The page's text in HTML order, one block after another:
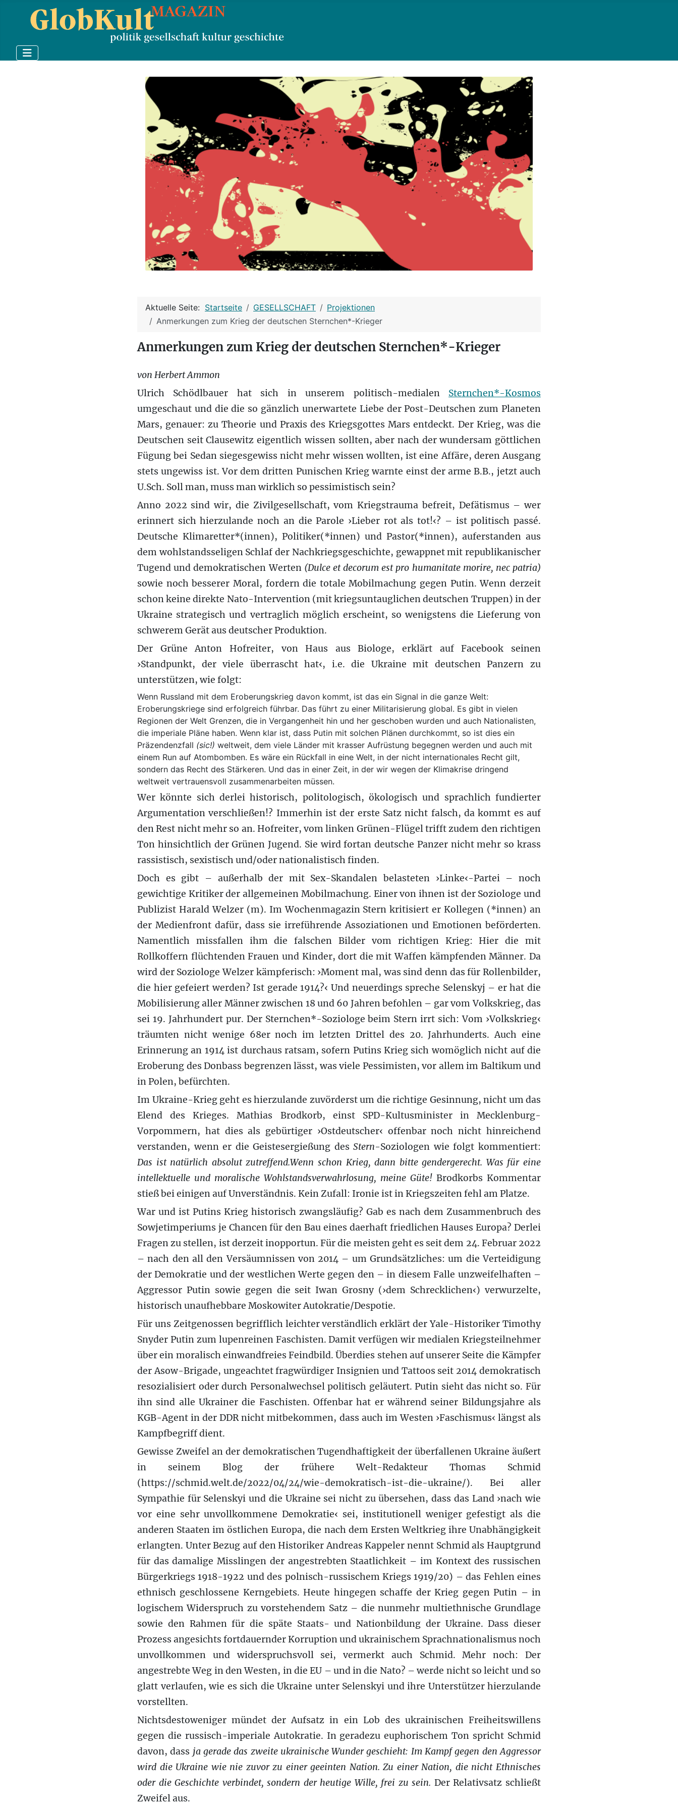
Aktuelle Seite: Startseite GESELLSCHAFT
Projektionen
Anmerkungen zum Krieg der deutschen Sternchen*-Krieger
Anmerkungen zum Krieg der deutschen Sternchen*-Krieger
von Herbert Ammon
Ulrich Schödlbauer hat sich in unserem politisch-medialen Sternchen*-Kosmos
umgeschaut und die die so gänzlich unerwartete Liebe der Post-Deutschen zum Planeten
Mars, genauer: zu Theorie und Praxis des Kriegsgottes Mars entdeckt. Der Krieg, was die
Deutschen seit Clausewitz eigentlich wissen sollten, aber nach der wundersam göttlichen
Fügung bei Sedan siegesgewiss nicht mehr wissen wollten, ist eine Affäre, deren Ausgang
stets ungewiss ist. Vor dem dritten Punischen Krieg warnte einst der arme B.B., jetzt auch
U.Sch. Soll man, muss man wirklich so pessimistisch sein?
Anno 2022 sind wir, die Zivilgesellschaft, vom Kriegstrauma befreit, Defätismus – wer
erinnert sich hierzulande noch an die Parole ›Lieber rot als tot!‹? – ist politisch passé.
Deutsche Klimaretter*(innen), Politiker(*innen) und Pastor(*innen), auferstanden aus
dem wohlstandsseligen Schlaf der Nachkriegsgeschichte, gewappnet mit republikanischer
Tugend und demokratischen Werten (Dulce et decorum est pro humanitate morire, nec patria)
sowie noch besserer Moral, fordern die totale Mobilmachung gegen Putin. Wenn derzeit
schon keine direkte Nato-Intervention (mit kriegsuntauglichen deutschen Truppen) in der
Ukraine strategisch und vertraglich möglich erscheint, so wenigstens die Lieferung von
schwerem Gerät aus deutscher Produktion.
Der Grüne Anton Hofreiter, von Haus aus Biologe, erklärt auf Facebook seinen
›Standpunkt, der viele überrascht hat‹, i.e. die Ukraine mit deutschen Panzern zu
unterstützen, wie folgt:
Wenn Russland mit dem Eroberungskrieg davon kommt, ist das ein Signal in die ganze Welt:
Eroberungskriege sind erfolgreich führbar. Das führt zu einer Militarisierung global. Es gibt in vielen
Regionen der Welt Grenzen, die in Vergangenheit hin und her geschoben wurden und auch Nationalisten,
die imperiale Pläne haben. Wenn klar ist, dass Putin mit solchen Plänen durchkommt, so ist dies ein
Präzendenzfall (sic!) weltweit, dem viele Länder mit krasser Aufrüstung begegnen werden und auch mit
einem Run auf Atombomben. Es wäre ein Rückfall in eine Welt, in der nicht internationales Recht gilt,
sondern das Recht des Stärkeren. Und das in einer Zeit, in der wir wegen der Klimakrise dringend
weltweit vertrauensvoll zusammenarbeiten müssen.
Wer könnte sich derlei historisch, politologisch, ökologisch und sprachlich fundierter
Argumentation verschließen!? Immerhin ist der erste Satz nicht falsch, da kommt es auf
den Rest nicht mehr so an. Hofreiter, vom linken Grünen-Flügel trifft zudem den richtigen
Ton hinsichtlich der Grünen Jugend. Sie wird fortan deutsche Panzer nicht mehr so krass
rassistisch, sexistisch und/oder nationalistisch finden.
Doch es gibt – außerhalb der mit Sex-Skandalen belasteten ›Linke‹-Partei – noch
gewichtige Kritiker der allgemeinen Mobilmachung. Einer von ihnen ist der Soziologe und
Publizist Harald Welzer (m). Im Wochenmagazin Stern kritisiert er Kollegen (*innen) an
der Medienfront dafür, dass sie irreführende Assoziationen und Emotionen beförderten.
Namentlich missfallen ihm die falschen Bilder vom richtigen Krieg: Hier die mit
Rollkoffern flüchtenden Frauen und Kinder, dort die mit Waffen kämpfenden Männer. Da
wird der Soziologe Welzer kämpferisch: ›Moment mal, was sind denn das für Rollenbilder,
die hier gefeiert werden? Ist gerade 1914?‹ Und neuerdings spreche Selenskyj – er hat die
Mobilisierung aller Männer zwischen 18 und 60 Jahren befohlen – gar vom Volkskrieg, das
sei 19. Jahrhundert pur. Der Sternchen*-Soziologe beim Stern irrt sich: Vom ›Volkskrieg‹
träumten nicht wenige 68er noch im letzten Drittel des 20. Jahrhunderts. Auch eine
Erinnerung an 1914 ist durchaus ratsam, sofern Putins Krieg sich womöglich nicht auf die
Eroberung des Donbass begrenzen lässt, was viele Pessimisten, vor allem im Baltikum und
in Polen, befürchten.
Im Ukraine-Krieg geht es hierzulande zuvörderst um die richtige Gesinnung, nicht um das
Elend des Krieges. Mathias Brodkorb, einst SPD-Kultusminister in Mecklenburg-
Vorpommern, hat dies als gebürtiger ›Ostdeutscher‹ offenbar noch nicht hinreichend
verstanden, wenn er die Geistesergießung desStern-Soziologen wie folgt kommentiert:
Das ist natürlich absolut zutreffend.Wenn schon Krieg, dann bitte gendergerecht. Was für eine
intellektuelle und moralische Wohlstandsverwahrlosung, meine Güte! Brodkorbs Kommentar
stieß bei einigen auf Unverständnis. Kein Zufall: Ironie ist in Kriegszeiten fehl am Platze.
War und ist Putins Krieg historisch zwangsläufig? Gab es nach dem Zusammenbruch des
Sowjetimperiums je Chancen für den Bau eines daerhaft friedlichen Hauses Europa? Derlei
Fragen zu stellen, ist derzeit inopportun. Für die meisten geht es seit dem 24. Februar 2022
– nach den all den Versäumnissen von 2014 – um Grundsätzliches: um die Verteidigung
der Demokratie und der westlichen Werte gegen den – in diesem Falle unzweifelhaften –
Aggressor Putin sowie gegen die seit Iwan Grosny (›dem Schrecklichen‹) verwurzelte,
historisch unaufhebbare Moskowiter Autokratie/Despotie.
Für uns Zeitgenossen begrifflich leichter verständlich erklärt der Yale-Historiker Timothy
Snyder Putin zum lupenreinen Faschisten. Damit verfügen wir medialen Kriegsteilnehmer
über ein moralisch einwandfreies Feindbild. Überdies stehen auf unserer Seite die Kämpfer
der Asow-Brigade, ungeachtet fragwürdiger Insignien und Tattoos seit 2014 demokratisch
resozialisiert oder durch Personalwechsel politisch geläutert. Putin sieht das nicht so. Für
ihn sind alle Ukrainer die Faschisten. Offenbar hat er während seiner Bildungsjahre als
KGB-Agent in der DDR nicht mitbekommen, dass auch im Westen ›Faschismus‹ längst als
Kampfbegriff dient.
Gewisse Zweifel an der demokratischen Tugendhaftigkeit der überfallenen Ukraine äußert
in seinem Blog der frühere Welt-Redakteur Thomas Schmid
(https://schmid.welt.de/2022/04/24/wie-demokratisch-ist-die-ukraine/). Bei aller
Sympathie für Selenskyi und die Ukraine sei nicht zu übersehen, dass das Land ›nach wie
vor eine sehr unvollkommene Demokratie‹ sei, institutionell weniger gefestigt als die
anderen Staaten im östlichen Europa, die nach dem Ersten Weltkrieg ihre Unabhängigkeit
erlangten. Unter Bezug auf den Historiker Andreas Kappeler nennt Schmid als Hauptgrund
für das damalige Misslingen der angestrebten Staatlichkeit – im Kontext des russischen
Bürgerkriegs 1918-1922 und des polnisch-russischem Kriegs 1919/20) – das Fehlen eines
ethnisch geschlossene Kerngebiets. Heute hingegen schaffe der Krieg gegen Putin – in
logischem Widerspruch zu vorstehendem Satz – die nunmehr multiethnische Grundlage
sowie den Rahmen für die späte Staats- und Nationbildung der Ukraine. Dass dieser
Prozess angesichts fortdauernder Korruption und ukrainischem Sprachnationalismus noch
unvollkommen und widerspruchsvoll sei, vermerkt auch Schmid. Mehr noch: Der
angestrebte Weg in den Westen, in die EU – und in die Nato? – werde nicht so leicht und so
glatt verlaufen, wie es sich die Ukraine unter Selenskyi und ihre Unterstützer hierzulande
vorstellten.
Nichtsdestoweniger mündet der Aufsatz in ein Lob des ukrainischen Freiheitswillens
gegen die russisch-imperiale Autokratie. In geradezu euphorischem Ton spricht Schmid
davon, dass ja gerade das zweite ukrainische Wunder geschieht: Im Kampf gegen den Aggressor
wird die Ukraine wie nie zuvor zu einer geeinten Nation. Zu einer Nation, die nicht Ethnisches
oder die Geschichte verbindet, sondern der heutige Wille, frei zu sein. Der Relativsatz schließt
Zweifel aus.